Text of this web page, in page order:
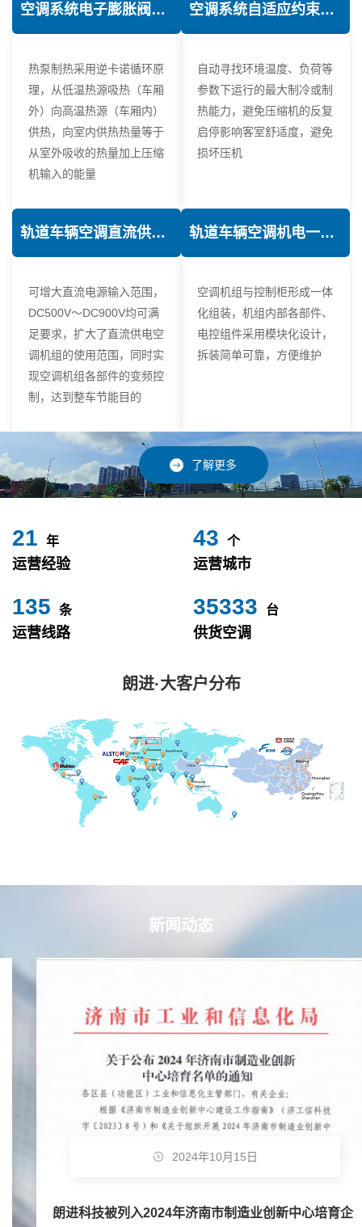
空调系统电子膨胀阀热力学优化技术
热泵制热采用逆卡诺循环原
理，从低温热源吸热（车厢
外）向高温热源（车厢内）
供热，向室内供热热量等于
从室外吸收的热量加上压缩
机输入的能量
空调系统自适应约束控制技术
自动寻找环境温度、负荷等
参数下运行的最大制冷或制
热能力，避免压缩机的反复
启停影响客室舒适度，避免
损坏压机
轨道车辆空调直流供电技术
可增大直流电源输入范围，
DC500V～DC900V均可满
足要求，扩大了直流供电空
调机组的使用范围，同时实
现空调机组各部件的变频控
制，达到整车节能目的
轨道车辆空调机电一体化技术
空调机组与控制柜形成一体
化组装，机组内部各部件、
电控组件采用模块化设计，
拆装简单可靠，方便维护
了解更多
24 年
运营经验
49 个
运营城市
153 条
运营线路
40000 台
供货空调
朗进·大客户分布
新闻动态
2024年10月15日
朗进科技被列入2024年济南市制造业创新中心培育企